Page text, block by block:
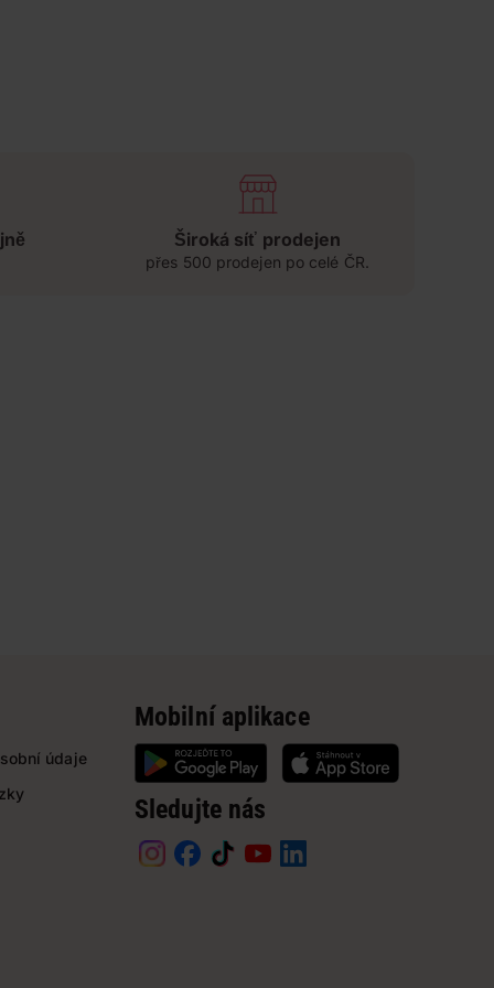
Široká síť prodejen
přes 500 prodejen po celé ČR.
údaje
Mobilní aplikace
Sledujte nás